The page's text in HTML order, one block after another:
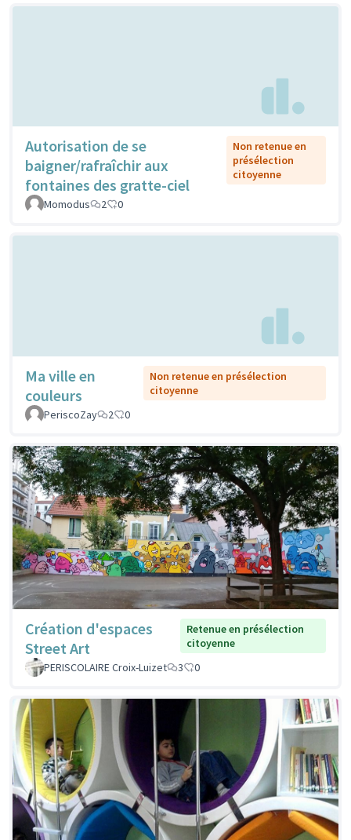
Autorisation de se
baigner/rafraîchir aux
fontaines des gratte-ciel
Non retenue en
présélection
citoyenne
Momodus 2 0
Ma ville en
couleurs
Non retenue en présélection
citoyenne
PeriscoZay
2 0
Création d'espaces
Street Art
Retenue en présélection
citoyenne
PERISCOLAIRE Croix-Luizet
3 0